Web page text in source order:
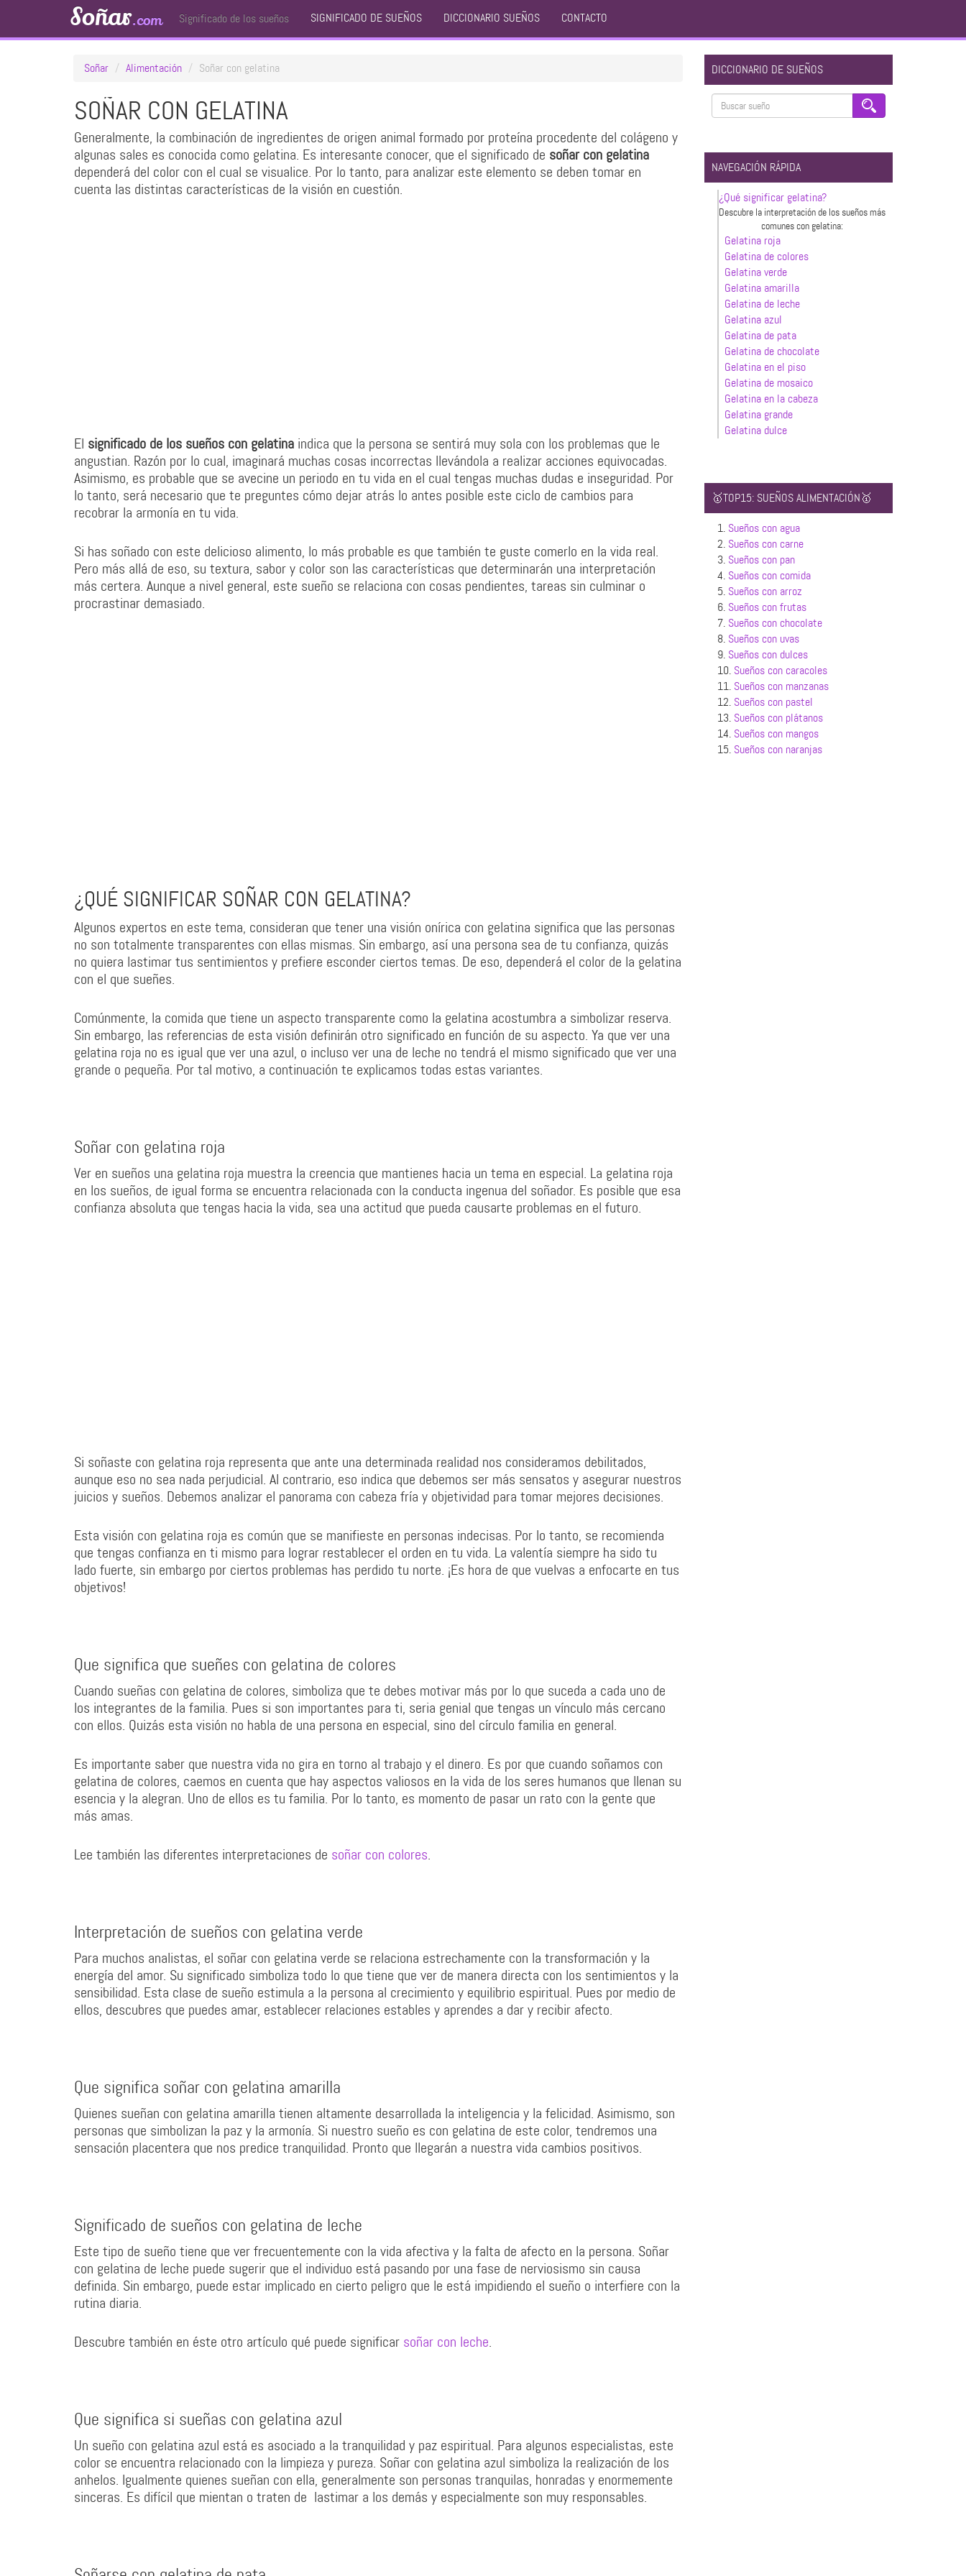
Soñar.com Significado de los sueños SIGNIFICADO DE SUEÑOS DICCIONARIO SUEÑOS CONTACTO
Soñar Alimentación Soñar con gelatina
SOÑAR CON GELATINA
Generalmente, la combinación de ingredientes de origen animal formado por proteína procedente del colágeno y
algunas sales es conocida como gelatina. Es interesante conocer, que el significado de soñar con gelatina
dependerá del color con el cual se visualice. Por lo tanto, para analizar este elemento se deben tomar en
cuenta las distintas características de la visión en cuestión.
El significado de los sueños con gelatina indica que la persona se sentirá muy sola con los problemas que le
angustian. Razón por lo cual, imaginará muchas cosas incorrectas llevándola a realizar acciones equivocadas.
Asimismo, es probable que se avecine un periodo en tu vida en el cual tengas muchas dudas e inseguridad. Por
lo tanto, será necesario que te preguntes cómo dejar atrás lo antes posible este ciclo de cambios para
recobrar la armonía en tu vida.
Si has soñado con este delicioso alimento, lo más probable es que también te guste comerlo en la vida real.
Pero más allá de eso, su textura, sabor y color son las características que determinarán una interpretación
más certera. Aunque a nivel general, este sueño se relaciona con cosas pendientes, tareas sin culminar o
procrastinar demasiado.
¿QUÉ SIGNIFICAR SOÑAR CON GELATINA?
Algunos expertos en este tema, consideran que tener una visión onírica con gelatina significa que las personas
no son totalmente transparentes con ellas mismas. Sin embargo, así una persona sea de tu confianza, quizás
no quiera lastimar tus sentimientos y prefiere esconder ciertos temas. De eso, dependerá el color de la gelatina
con el que sueñes.
Comúnmente, la comida que tiene un aspecto transparente como la gelatina acostumbra a simbolizar reserva.
Sin embargo, las referencias de esta visión definirán otro significado en función de su aspecto. Ya que ver una
gelatina roja no es igual que ver una azul, o incluso ver una de leche no tendrá el mismo significado que ver una
grande o pequeña. Por tal motivo, a continuación te explicamos todas estas variantes.
Soñar con gelatina roja
Ver en sueños una gelatina roja muestra la creencia que mantienes hacia un tema en especial. La gelatina roja
en los sueños, de igual forma se encuentra relacionada con la conducta ingenua del soñador. Es posible que esa
confianza absoluta que tengas hacia la vida, sea una actitud que pueda causarte problemas en el futuro.
Si soñaste con gelatina roja representa que ante una determinada realidad nos consideramos debilitados,
aunque eso no sea nada perjudicial. Al contrario, eso indica que debemos ser más sensatos y asegurar nuestros
juicios y sueños. Debemos analizar el panorama con cabeza fría y objetividad para tomar mejores decisiones.
Esta visión con gelatina roja es común que se manifieste en personas indecisas. Por lo tanto, se recomienda
que tengas confianza en ti mismo para lograr restablecer el orden en tu vida. La valentía siempre ha sido tu
lado fuerte, sin embargo por ciertos problemas has perdido tu norte. ¡Es hora de que vuelvas a enfocarte en tus
objetivos!
Que significa que sueñes con gelatina de colores
Cuando sueñas con gelatina de colores, simboliza que te debes motivar más por lo que suceda a cada uno de
los integrantes de la familia. Pues si son importantes para ti, seria genial que tengas un vínculo más cercano
con ellos. Quizás esta visión no habla de una persona en especial, sino del círculo familia en general.
Es importante saber que nuestra vida no gira en torno al trabajo y el dinero. Es por que cuando soñamos con
gelatina de colores, caemos en cuenta que hay aspectos valiosos en la vida de los seres humanos que llenan su
esencia y la alegran. Uno de ellos es tu familia. Por lo tanto, es momento de pasar un rato con la gente que
más amas.
Lee también las diferentes interpretaciones de soñar con colores.
Interpretación de sueños con gelatina verde
Para muchos analistas, el soñar con gelatina verde se relaciona estrechamente con la transformación y la
energía del amor. Su significado simboliza todo lo que tiene que ver de manera directa con los sentimientos y la
sensibilidad. Esta clase de sueño estimula a la persona al crecimiento y equilibrio espiritual. Pues por medio de
ellos, descubres que puedes amar, establecer relaciones estables y aprendes a dar y recibir afecto.
Que significa soñar con gelatina amarilla
Quienes sueñan con gelatina amarilla tienen altamente desarrollada la inteligencia y la felicidad. Asimismo, son
personas que simbolizan la paz y la armonía. Si nuestro sueño es con gelatina de este color, tendremos una
sensación placentera que nos predice tranquilidad. Pronto que llegarán a nuestra vida cambios positivos.
Significado de sueños con gelatina de leche
Este tipo de sueño tiene que ver frecuentemente con la vida afectiva y la falta de afecto en la persona. Soñar
con gelatina de leche puede sugerir que el individuo está pasando por una fase de nerviosismo sin causa
definida. Sin embargo, puede estar implicado en cierto peligro que le está impidiendo el sueño o interfiere con la
rutina diaria.
Descubre también en éste otro artículo qué puede significar soñar con leche.
Que significa si sueñas con gelatina azul
Un sueño con gelatina azul está es asociado a la tranquilidad y paz espiritual. Para algunos especialistas, este
color se encuentra relacionado con la limpieza y pureza. Soñar con gelatina azul simboliza la realización de los
anhelos. Igualmente quienes sueñan con ella, generalmente son personas tranquilas, honradas y enormemente
sinceras. Es difícil que mientan o traten de lastimar a los demás y especialmente son muy responsables.
DICCIONARIO DE SUEÑOS
NAVEGACIÓN RÁPIDA
¿Qué significar gelatina?
Descubre la interpretación de los sueños más
comunes con gelatina:
Gelatina roja
Gelatina de colores
Gelatina verde
Gelatina amarilla
Gelatina de leche
Gelatina azul
Gelatina de pata
Gelatina de chocolate
Gelatina en el piso
Gelatina de mosaico
Gelatina en la cabeza
Gelatina grande
Gelatina dulce
🥇TOP15: SUEÑOS ALIMENTACIÓN🥇
1. Sueños con agua
2. Sueños con carne
3. Sueños con pan
4. Sueños con comida
5. Sueños con arroz
6. Sueños con frutas
7. Sueños con chocolate
8. Sueños con uvas
9. Sueños con dulces
10. Sueños con caracoles
11. Sueños con manzanas
12. Sueños con pastel
13. Sueños con plátanos
14. Sueños con mangos
15. Sueños con naranjas